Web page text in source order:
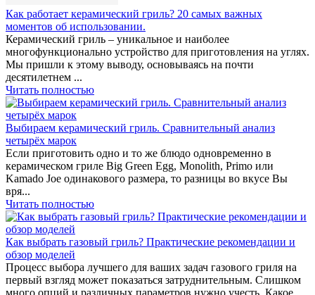
Как работает керамический гриль? 20 самых важных
моментов об использовании.
Керамический гриль – уникальное и наиболее
многофункционально устройство для приготовления на углях.
Мы пришли к этому выводу, основываясь на почти
десятилетнем ...
Читать полностью
Выбираем керамический гриль. Сравнительный анализ
четырёх марок
Если приготовить одно и то же блюдо одновременно в
керамическом гриле Big Green Egg, Monolith, Primo или
Kamado Joe одинакового размера, то разницы во вкусе Вы
вря...
Читать полностью
Как выбрать газовый гриль? Практические рекомендации и
обзор моделей
Процесс выбора лучшего для ваших задач газового гриля на
первый взгляд может показаться затруднительным. Слишком